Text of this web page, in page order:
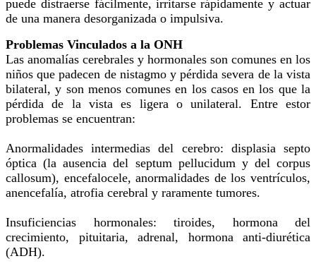
puede distraerse fácilmente, irritarse rápidamente y actuar
de una manera desorganizada o impulsiva.
Problemas Vinculados a la ONH
Las anomalías cerebrales y hormonales son comunes en los
niños que padecen de nistagmo y pérdida severa de la vista
bilateral, y son menos comunes en los casos en los que la
pérdida de la vista es ligera o unilateral. Entre estor
problemas se encuentran:
Anormalidades intermedias del cerebro: displasia septo
óptica (la ausencia del septum pellucidum y del corpus
callosum), encefalocele, anormalidades de los ventrículos,
anencefalía, atrofia cerebral y raramente tumores.
Insuficiencias hormonales: tiroides, hormona del
crecimiento, pituitaria, adrenal, hormona anti-diurética
(ADH).